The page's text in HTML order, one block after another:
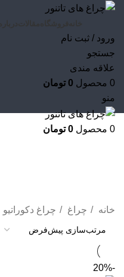
ورود / ثبت نام
جستجو
علاقه مندی
0 محصول 0 تومان
منو
0 محصول 0 تومان
خانه چراغ چراغ دکوراتیو
-20%